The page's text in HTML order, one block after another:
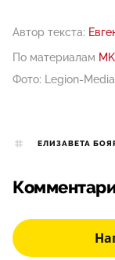
Автор текста:
По материалам
Фото: Legion-Media
ЕЛИЗАВЕТА